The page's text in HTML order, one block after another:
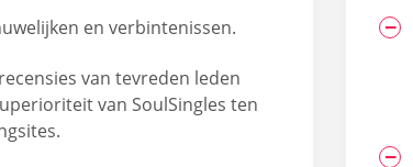
en verbintenissen.
van tevreden leden
van SoulSingles ten